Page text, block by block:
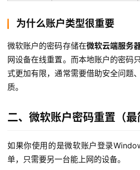
为什么账户类型很重要
微软账户的密码存储在微软云端服务
网设备在线重置。而本地账户的密码
式更加有限，通常需要借助安全问题
质。
二、微软账户密码重置（最
如果你使用的是微软账户登录
单，只需要另一台能上网的设备。